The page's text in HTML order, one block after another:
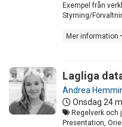
Exempel från
Styrning/
Mer information
Lagliga
Andrea
Onsdag 24
Regelverk och
Presentation,